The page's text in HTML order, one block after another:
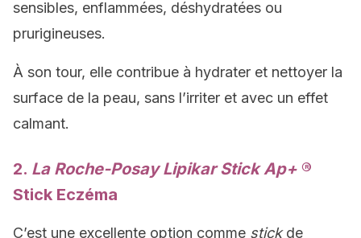
sensibles, enflammées, déshydratées ou
prurigineuses.
À son tour, elle contribue à hydrater et nettoyer la
surface de la peau, sans l’irriter et avec un effet
calmant.
2. La Roche-Posay Lipikar Stick Ap+ ®
Stick Eczéma
C’est une excellente option comme stickde